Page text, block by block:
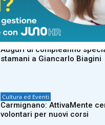
Strumentale di Prato 7
Teatro Politeama Pratese
Cultura ed Eventi
Auguri di compleanno
stamani a Giancarlo Biagini
Cultura ed Eventi
Carmignano: AttivaMente
volontari per nuovi corsi